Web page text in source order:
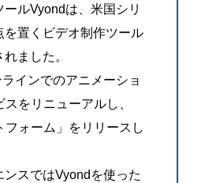
ルVyondは、米国シリ
を置くビデオ制作ツール
ました。
インでのアニメーショ
をリニューアルし、
フォーム」をリリースし
ンスではVyondを使った